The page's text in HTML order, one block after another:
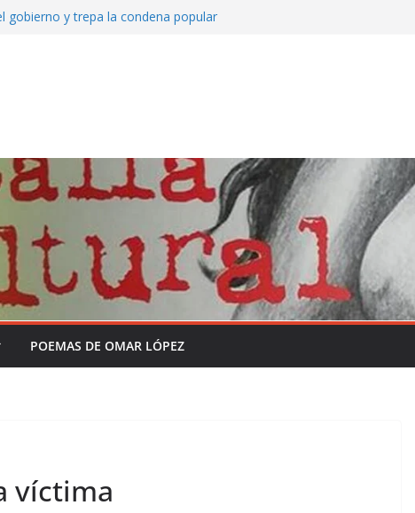
gobierno y trepa la condena popular
completo en la semana de la
POEMAS DE OMAR LÓPEZ
víctima